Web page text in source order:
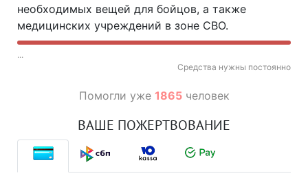
необходимых вещей для бойцов, а также
медицинских учреждений в зоне СВО.
...
Средства нужны постоянно
Помогли уже 1865человек
ВАШЕ ПОЖЕРТВОВАНИЕ